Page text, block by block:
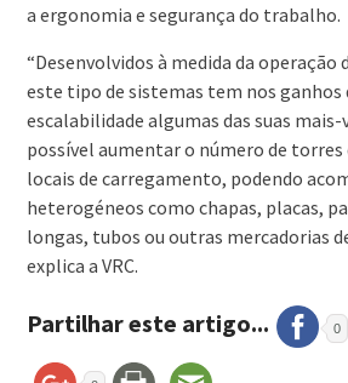
a ergonomia e segurança do trabalho.
“Desenvolvidos à medida da operação
este tipo de sistemas tem nos ganhos
escalabilidade algumas das suas mais-
possível aumentar o número de torres
locais de carregamento, podendo
heterogéneos como chapas, placas,
longas, tubos ou outras mercadorias
explica a VRC.
Partilhar este artigo... 0